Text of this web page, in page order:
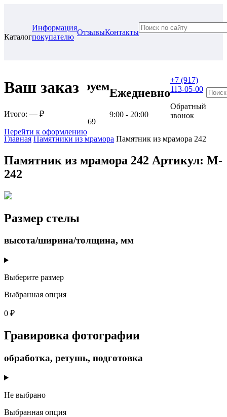
Каталог
Информация
покупателю
ОтзывыКонтакты
Ваш заказ
Итого: — ₽
Перейти к оформлению
Проконсультируем
г. Самара, ул. Гагарина, 69
Ежедневно
9:00 - 20:00
+7 (917)
113-05-00
Обратный
звонок
Главная Памятники из мрамора Памятник из мрамора 242
Памятник из мрамора 242 Артикул: M-
242
Размер стелы
высота/ширина/толщина, мм
Выберите размер
Выбранная опция
0 ₽
Гравировка фотографии
обработка, ретушь, подготовка
Не выбрано
Выбранная опция